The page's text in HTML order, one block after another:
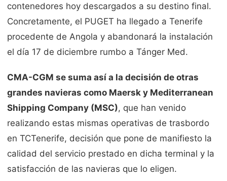
contenedores hoy descargados a su destino final.
Concretamente, el PUGET ha llegado a Tenerife
procedente de Angola y abandonará la instalación
el día 17 de diciembre rumbo a Tánger Med.
CMA-CGM se suma así a la decisión de otras
grandes navieras como Maersk y Mediterranean
Shipping Company (MSC), que han venido
realizando estas mismas operativas de trasbordo
en TCTenerife, decisión que pone de manifiesto la
calidad del servicio prestado en dicha terminal y la
satisfacción de las navieras que lo eligen.